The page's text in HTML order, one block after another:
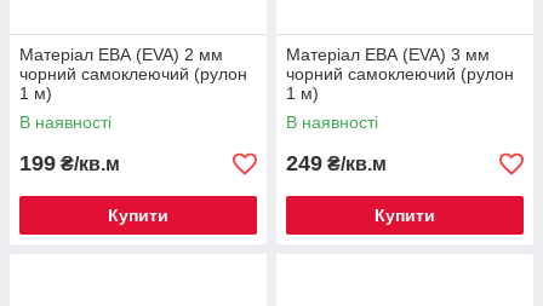
Матеріал ЕВА (EVA) 2 мм
чорний самоклеючий (рулон
1 м)
В наявності
199 ₴/кв.м
Купити
Матеріал ЕВА (EVA) 3 мм
чорний самоклеючий (рулон
1 м)
В наявності
249 ₴/кв.м
Купити